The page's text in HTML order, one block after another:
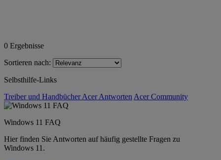
0 Ergebnisse
Sortieren nach:
Selbsthilfe-Links
Treiber und HandbücherAcer Antworten Acer Community
Windows 11 FAQ
Hier finden Sie Antworten auf häufig gestellte Fragen zu
Windows 11.